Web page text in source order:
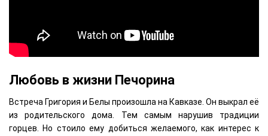
Любовь в жизни Печорина
Встреча Григория и Белы произошла на Кавказе. Он выкрал её
из родительского дома. Тем самым нарушив традиции
горцев. Но стоило ему добиться желаемого, как интерес к